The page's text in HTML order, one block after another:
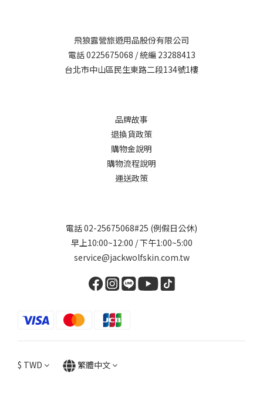
飛狼露營旅遊用品股份有限公司
電話 0225675068 / 統編 23288413
台北市中山區民生東路二段134號1樓
品牌故事
退換貨政策
購物金說明
購物流程說明
運送政策
電話 02-25675068#25 (例假日公休)
早上10:00~12:00 / 下午1:00~5:00
service@jackwolfskin.com.tw
$ TWD 繁體中文